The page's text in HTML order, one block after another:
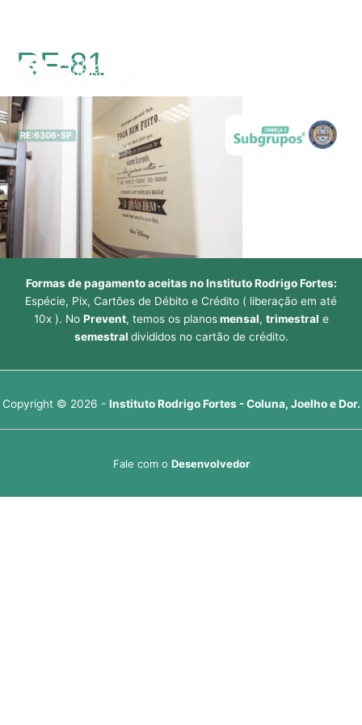
conteúdo
RE:6306-SP
RF-81
Formas de pagamento aceitas no Instituto Rodrigo Fortes:
Espécie, Pix, Cartões de Débito e Crédito ( liberação em até
10x ). No Prevent, temos os planosmensal, trimestral e
semestral divididos no cartão de crédito.
Copyright © 2026 - Instituto Rodrigo Fortes - Coluna, Joelho e Dor.
Fale com o Desenvolvedor